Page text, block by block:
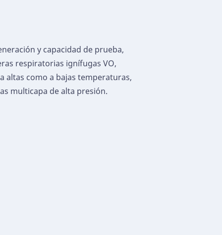
y capacidad de prueba,
respiratorias ignífugas VO,
altas como a bajas temperaturas,
multicapa de alta presión.